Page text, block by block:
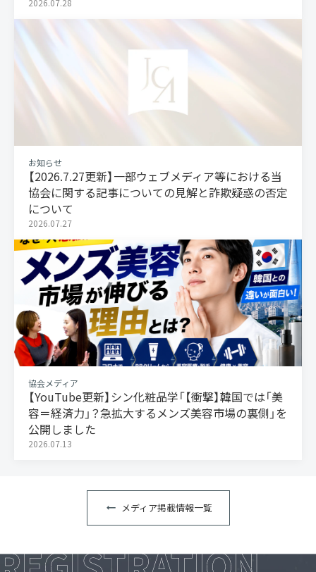
2026.07.28
お知らせ
【2026.7.27更新】一部ウェブメディア等における当
協会に関する記事についての見解と詐欺疑惑の否定
について
2026.07.27
協会メディア
【YouTube更新】シン化粧品学「【衝撃】韓国では「美
容＝経済力」？急拡大するメンズ美容市場の裏側」を
公開しました
2026.07.13
メディア掲載情報一覧